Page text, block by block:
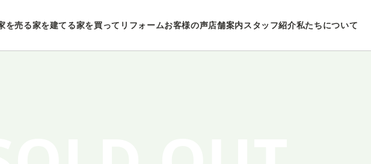
を売る家を建てる家を買ってリフォームお客様の声店舗案内スタッフ紹介私たちについて